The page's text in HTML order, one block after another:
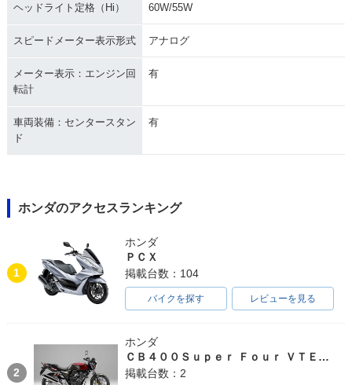
ヘッドライト定格（Hi） 60W/55W
スピードメーター表示形式 アナログ
メーター表示：エンジン回
転計
有
車両装備：センタースタン
ド
有
ホンダのアクセスランキング
1
ホンダ
ＰＣＸ
掲載台数：104
バイクを探す レビューを見る
2
ホンダ
ＣＢ４００Ｓｕｐｅｒ Ｆｏｕｒ ＶＴＥＣ ＳＰＥＣ３
掲載台数：2